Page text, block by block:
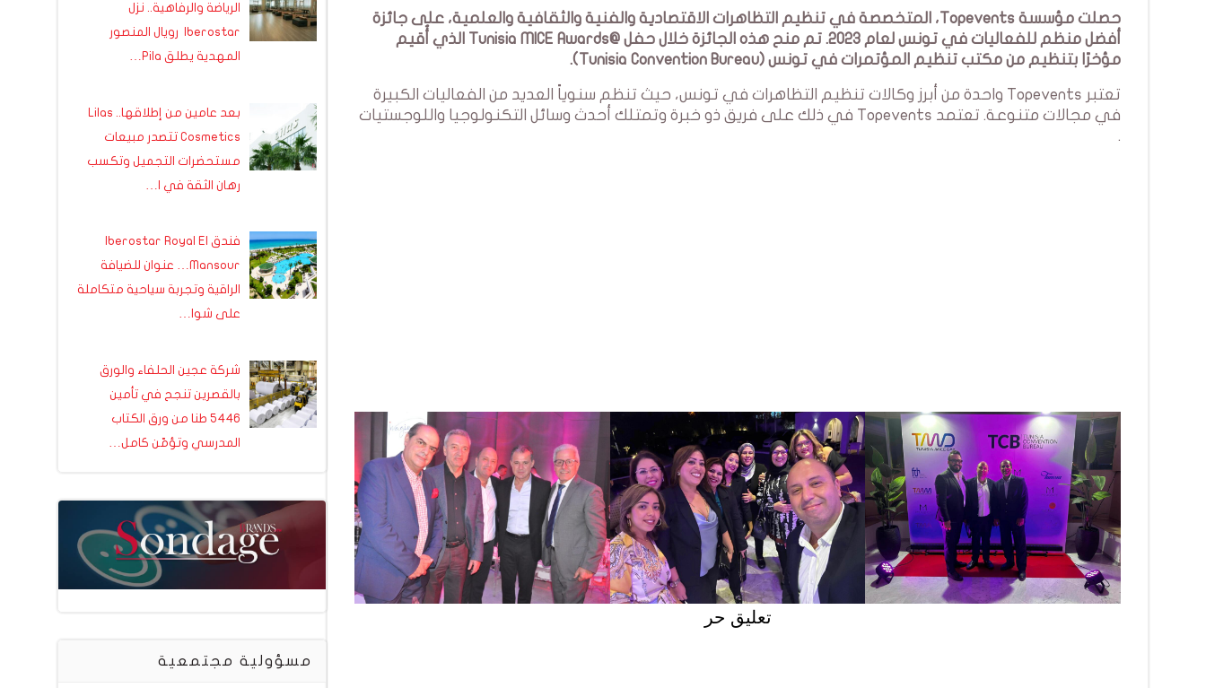
حصلت مؤسسة Topevents، المتخصصة في تنظيم التظاهرات الاقتصادية والفنية والثقافية والعلمية، على جائزة
أفضل منظم للفعاليات في تونس لعام 2023. تم منح هذه الجائزة خلال حفل @Tunisia MICE Awards الذي أُقيم
مؤخرًا بتنظيم من مكتب تنظيم المؤتمرات في تونس (Tunisia Convention Bureau).
تعتبر Topevents واحدة من أبرز وكالات تنظيم التظاهرات في تونس، حيث تنظم سنوياً العديد من الفعاليات الكبيرة
في مجالات متنوعة. تعتمد Topevents في ذلك على فريق ذو خبرة وتمتلك أحدث وسائل التكنولوجيا واللوجستيات
.
تعليق حر
الرياضة والرفاهية.. نزل
Iberostar رويال المنصور
المهدية يطلق Pila…
بعد عامين من إطلاقها.. Lilas
Cosmetics تتصدر مبيعات
مستحضرات التجميل وتكسب
رهان الثقة في ا…
فندق Iberostar Royal El
Mansour… عنوان للضيافة
الراقية وتجربة سياحية متكاملة
على شوا…
شركة عجين الحلفاء والورق
بالقصرين تنجح في تأمين
5446 طنا من ورق الكتاب
المدرسي وتؤمّن كامل…
مسؤولية مجتمعية